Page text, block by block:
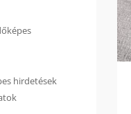
hirdetések